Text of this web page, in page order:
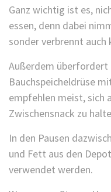
Ganz wichtig ist es,
essen, denn dabei
sonder verbrennt auch
Außerdem überfordert
Bauchspeicheldrüse
empfehlen meist, sich
Zwischensnack zu
In den Pausen
und Fett aus den
verwendet werden.